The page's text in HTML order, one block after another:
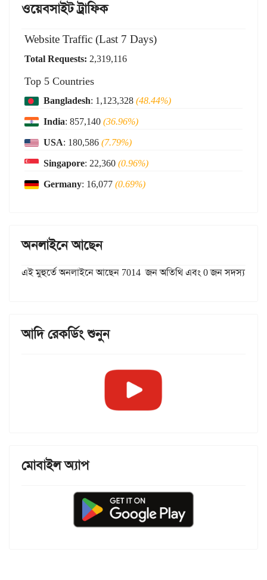
ওয়েবসাইট ট্রাফিক
Website Traffic (Last 7 Days)
Total Requests: 2,319,116
Top 5 Countries
Bangladesh: 1,123,328(48.44%)
India: 857,140(36.96%)
USA: 180,586(7.79%)
Singapore: 22,360(0.96%)
Germany: 16,077(0.69%)
অনলাইনে আছেন
এই মুহুর্তে অনলাইনে আছেন 7014 জন অতিথি এবং 0 জন সদস্য
আদি রেকর্ডিং শুনুন
মোবাইল অ্যাপ